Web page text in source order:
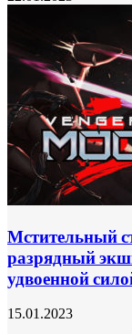
Мстительный
разрядный
удвоенной
15.01.2023